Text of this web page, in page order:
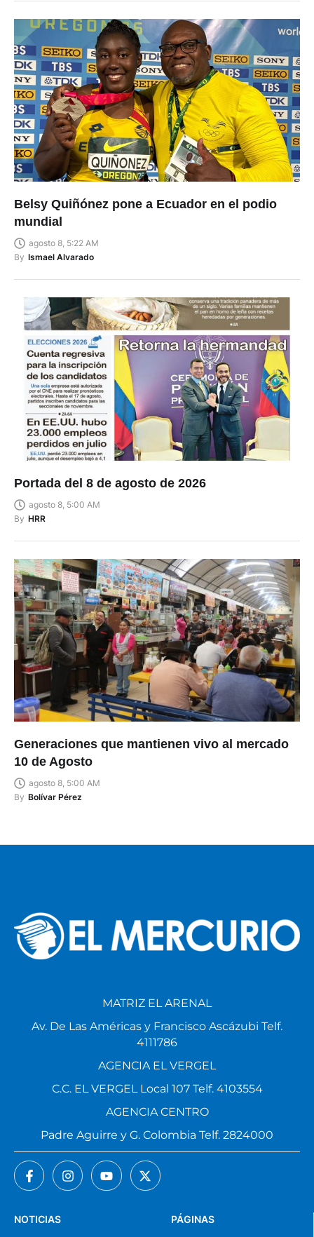
Belsy Quiñónez pone a Ecuador en el podio
mundial
agosto 8, 5:22 AM
By Ismael Alvarado
Portada del 8 de agosto de 2026
agosto 8, 5:00 AM
By HRR
Generaciones que mantienen vivo al mercado
10 de Agosto
agosto 8, 5:00 AM
By Bolívar Pérez
PÁGINAS
NOTICIAS
MATRIZ EL ARENAL
Av. De Las Américas y Francisco Ascázubi Telf.
4111786
AGENCIA EL VERGEL
C.C. EL VERGEL Local 107 Telf. 4103554
AGENCIA CENTRO
Padre Aguirre y G. Colombia Telf. 2824000